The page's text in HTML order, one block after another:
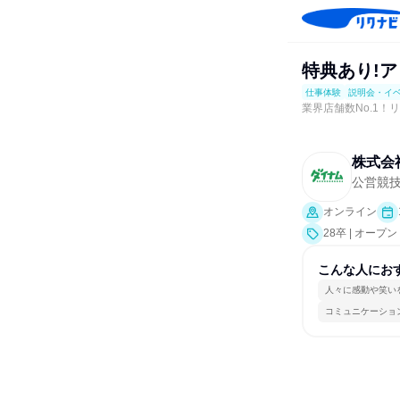
特典あり!
仕事体験 説明会・イ
業界店舗数No.1！
株式会
公営競
オンライン
28卒 | オープ
こんな人にお
人々に感動や笑い
コミュニケーショ